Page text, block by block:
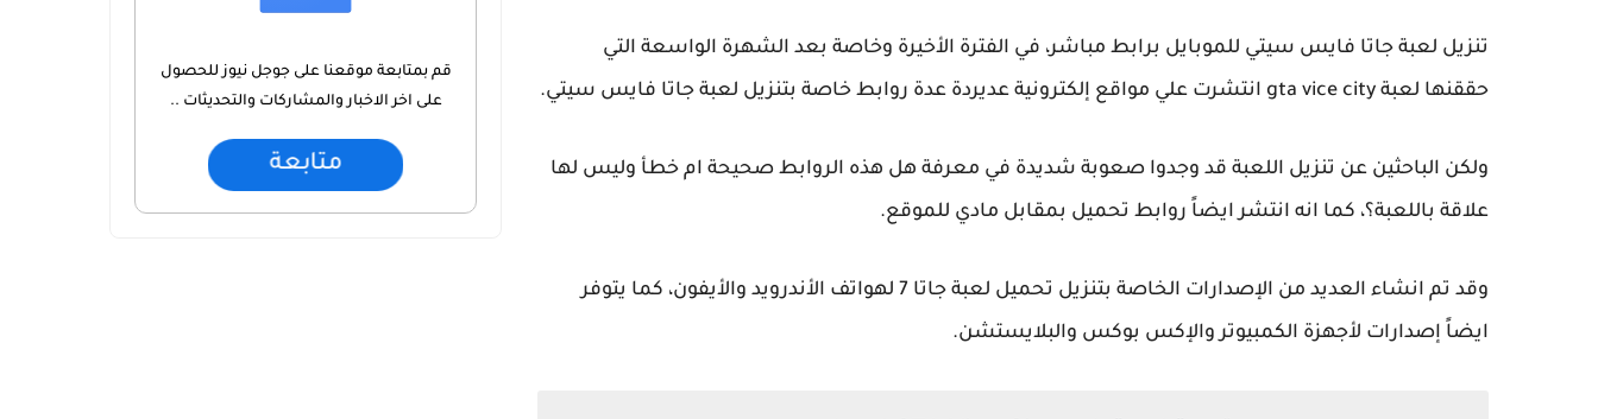
تنزيل لعبة جاتا فايس سيتي للموبايل برابط مباشر، في الفترة الأخيرة وخاصة بعد الشهرة الواسعة التي
حققنها لعبة gta vice city انتشرت علي مواقع إلكترونية عديردة عدة روابط خاصة بتنزيل لعبة جاتا فايس سيتي.
ولكن الباحثين عن تنزيل اللعبة قد وجدوا صعوبة شديدة في معرفة هل هذه الروابط صحيحة ام خطأ وليس لها
علاقة باللعبة؟، كما انه انتشر ايضاً روابط تحميل بمقابل مادي للموقع.
وقد تم انشاء العديد من الإصدارات الخاصة بتنزيل تحميل لعبة جاتا 7 لهواتف الأندرويد والأيفون، كما يتوفر
ايضاً إصدارات لأجهزة الكمبيوتر والإكس بوكس والبلايستشن.
قم بمتابعة موقعنا على جوجل نيوز للحصول
على اخر الاخبار والمشاركات والتحديثات ..
متابعة